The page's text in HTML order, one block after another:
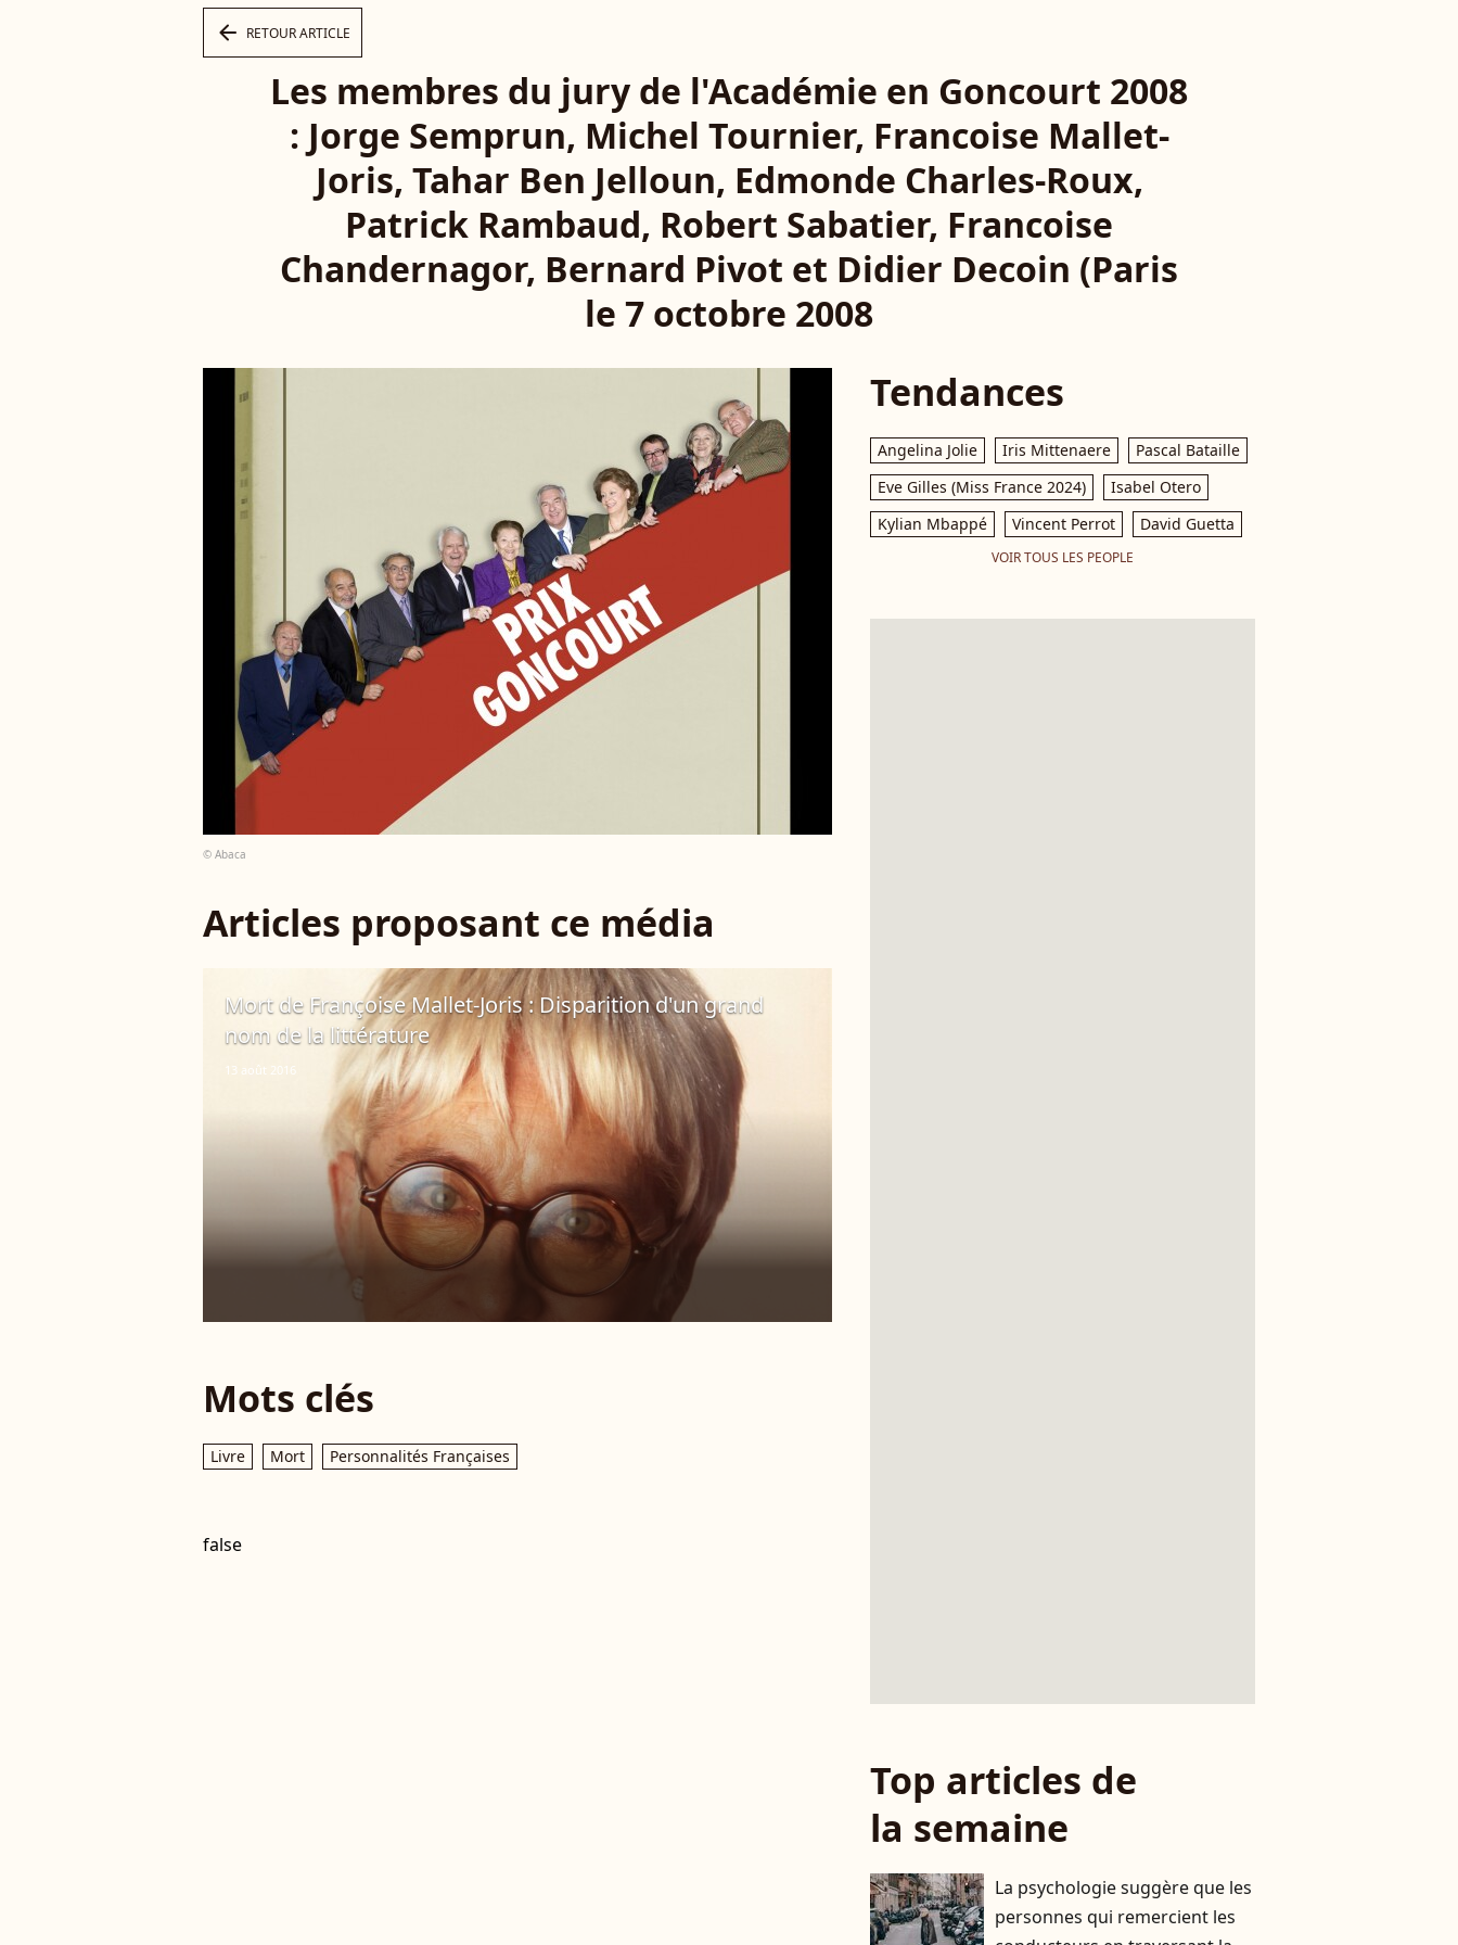
arrow_left RETOUR ARTICLE
Les membres du jury de l'Académie en Goncourt 2008
: Jorge Semprun, Michel Tournier, Francoise Mallet-
Joris, Tahar Ben Jelloun, Edmonde Charles-Roux,
Patrick Rambaud, Robert Sabatier, Francoise
Chandernagor, Bernard Pivot et Didier Decoin (Paris
le 7 octobre 2008
© Abaca
Articles proposant ce média
Mort de Françoise Mallet-Joris : Disparition d'un grand
nom de la littérature
13 août 2016
Mots clés
Livre Mort Personnalités Françaises
false
Tendances
Angelina Jolie Iris Mittenaere
Pascal Bataille
Eve Gilles (Miss France 2024)
Isabel Otero
Kylian Mbappé
Vincent Perrot David Guetta
VOIR TOUS LES PEOPLE
Top articles de
la semaine
La psychologie suggère que les
personnes qui remercient les